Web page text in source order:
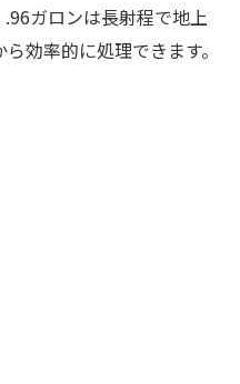
ガロンは長射程で地上
効率的に処理できます。